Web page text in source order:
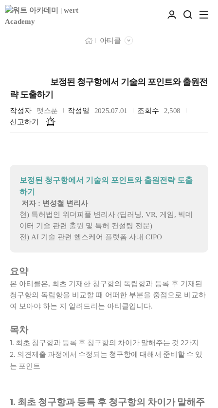
아티클
보정된 청구항에서 기술의 포인트와 출원전
략 도출하기
작성자 팻스푼 작성일 2025.07.01 조회수
2,508
신고하기
보정된 청구항에서 기술의 포인트와 출원전략 도출
하기
저자 : 변성철 변리사
현) 특허법인 위더피플 변리사 (딥러닝, VR, 게임, 빅데
이터 기술 관련 출원 및 특허 컨설팅 전문)
전) AI 기술 관련 헬스케어 플랫폼 사내 CIPO
요약
본 아티클은, 최초 기재한 청구항의 독립항과 등록 후 기재된
청구항의 독립항을 비교할 때 어떠한 부분을 중점으로 비교하
여 보아야 하는 지 알려드리는 아티클입니다.
목차
1. 최초 청구항과 등록 후 청구항의 차이가 말해주는 것 2가지
2. 의견제출 과정에서 수정되는 청구항에 대해서 준비할 수 있
는 포인트
1. 최초 청구항과 등록 후 청구항의 차이가 말해주